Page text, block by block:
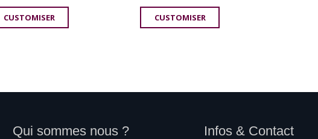
CUSTOMISER CUSTOMISER
Qui sommes nous ? Infos & Contact